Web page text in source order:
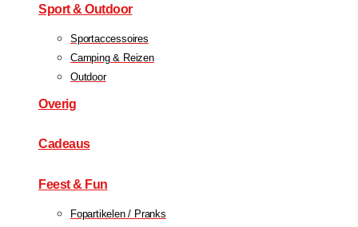
Sport & Outdoor
Sportaccessoires
Camping & Reizen
Outdoor
Overig
Cadeaus
Feest & Fun
Fopartikelen / Pranks